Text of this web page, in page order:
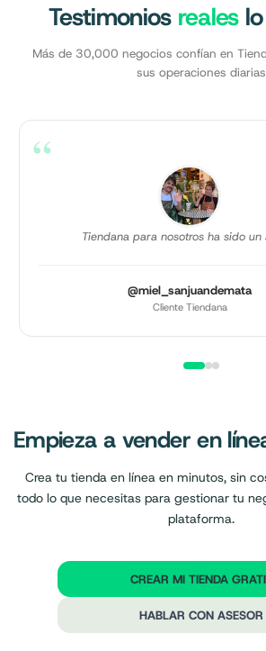
Testimonios realeslo
Más de 30,000 negocios confían en
sus operaciones diarias
“
Tiendana para nosotros ha sido un
@miel_sanjuandemata
Cliente Tiendana
Empieza a vender en
Crea tu tienda en línea en minutos, sin
todo lo que necesitas para gestionar tu
plataforma.
CREAR MI TIENDA
HABLAR CON ASESOR